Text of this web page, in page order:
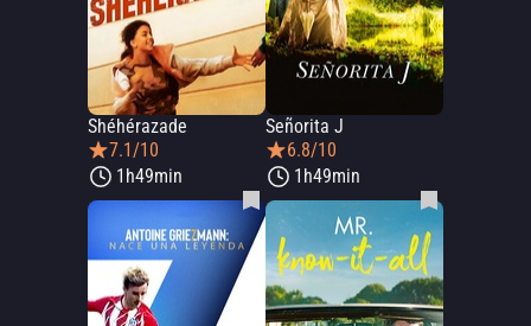
Shéhérazade
7.1/10
1h49min
Señorita J
6.8/10
1h49min